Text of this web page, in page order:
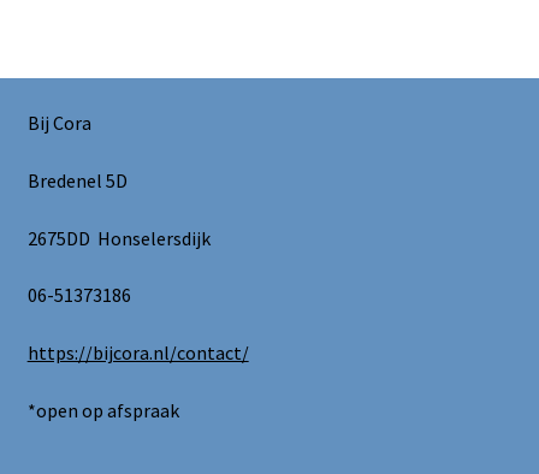
Bij Cora
Bredenel 5D
2675DD Honselersdijk
06-51373186
https://bijcora.nl/contact/
*open op afspraak